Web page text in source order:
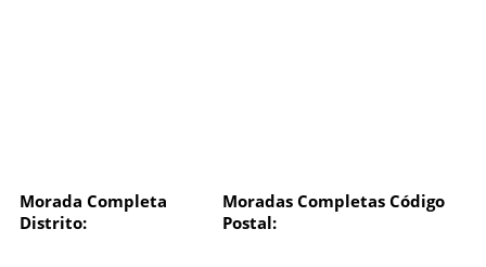
Morada Completa
Distrito:
Moradas Completas Código
Postal: